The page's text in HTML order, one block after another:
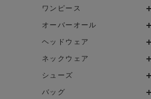
ワンピース
オーバーオール
ヘッドウェア
ネックウェア
シューズ
バッグ